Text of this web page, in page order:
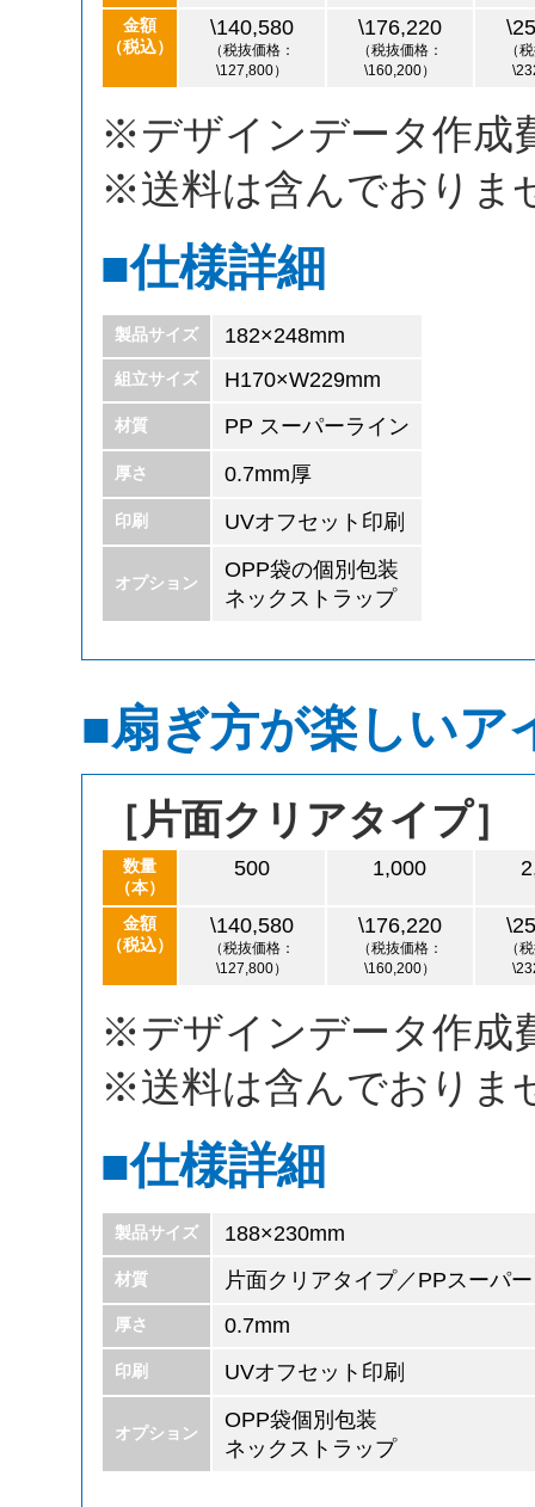
金額
（税込）
\140,580
（税抜価格：
\127,800）
\176,220
（税抜価格：
\160,200）
（
※デザインデータ作成
※送料は含んでおりま
■仕様詳細
製品サイズ 182×248mm
組立サイズ H170×W229mm
材質 PP スーパーライン
厚さ 0.7mm厚
印刷 UVオフセット印刷
オプション
OPP袋の個別包装
ネックストラップ
■扇ぎ方が楽しいア
［片面クリアタイプ］
数量
（本）
500 1,000
金額
（税込）
\140,580
（税抜価格：
\127,800）
\176,220
（税抜価格：
\160,200）
（
※デザインデータ作成
※送料は含んでおりま
■仕様詳細
製品サイズ 188×230mm
材質 片面クリアタイプ／PPスーパ
厚さ 0.7mm
印刷 UVオフセット印刷
オプション
OPP袋個別包装
ネックストラップ